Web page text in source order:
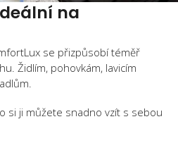
na
se přizpůsobí téměř
Židlím, pohovkám, lavicím
si ji můžete snadno vzít s sebou